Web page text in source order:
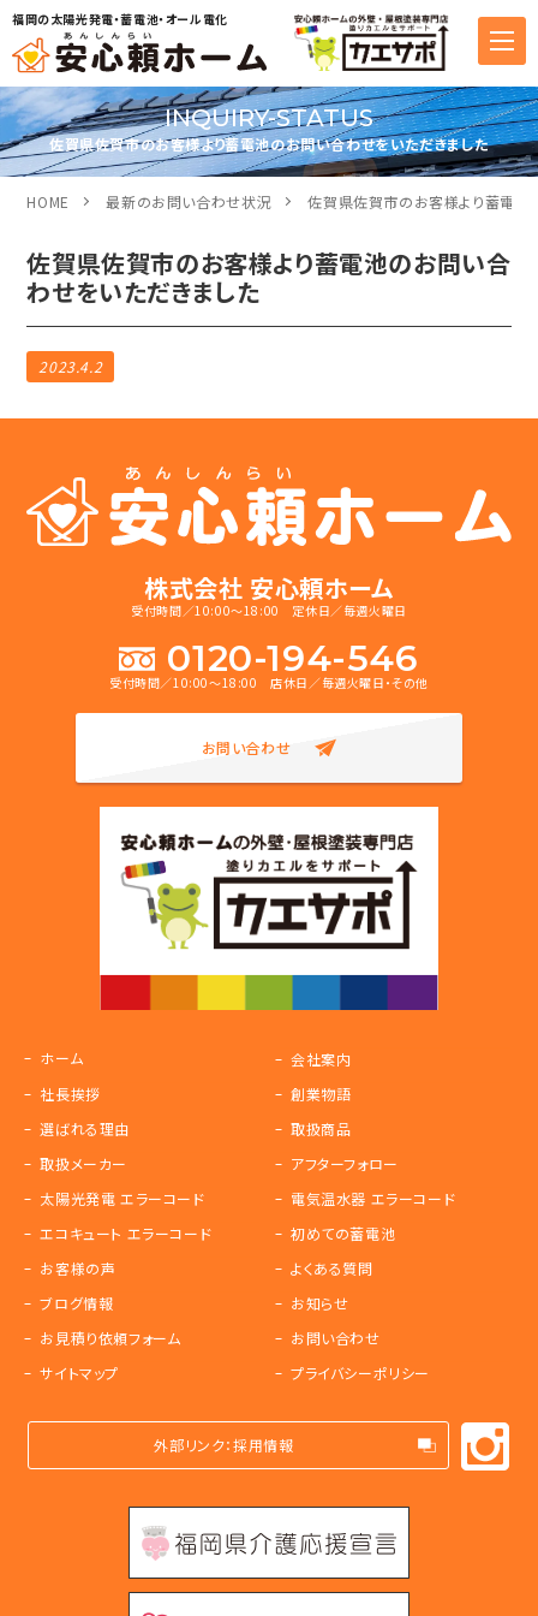
福岡の太陽光発電・蓄電池・オール電化
INQUIRY-STATUS
佐賀県佐賀市のお客様より蓄電池のお問い合わせをいただきました
HOME 最新のお問い合わせ状況 佐賀県佐賀市のお客様より蓄電池
佐賀県佐賀市のお客様より蓄電池のお問い合
わせをいただきました
2023.4.2
株式会社 安心頼ホーム
受付時間／10:00～18:00 定休日／毎週火曜日
0120-194-546
受付時間／10:00～18:00 店休日／毎週火曜日・その他
お問い合わせ
ホーム
会社案内
社長挨拶
創業物語
選ばれる理由
取扱商品
取扱メーカー
アフターフォロー
太陽光発電 エラーコード
電気温水器 エラーコード
エコキュート エラーコード
初めての蓄電池
お客様の声
よくある質問
ブログ情報
お知らせ
お見積り依頼フォーム
お問い合わせ
サイトマップ
プライバシーポリシー
外部リンク：採用情報